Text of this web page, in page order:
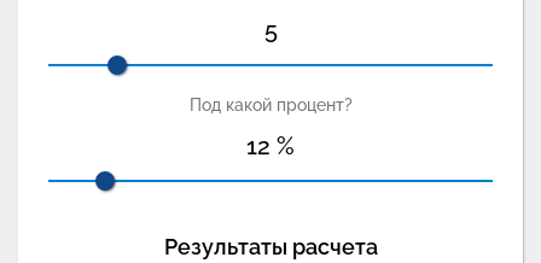
5
Под какой процент?
12 %
Результаты расчета